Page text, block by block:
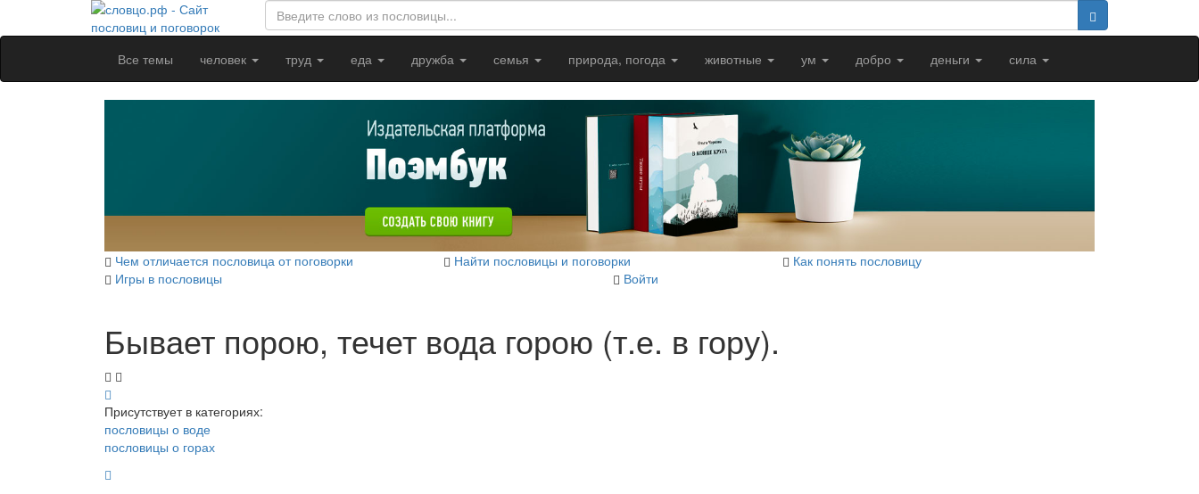
Все темы человек труд еда дружба семья природа, погода животные ум добро деньги сила
Чем отличается пословица от поговорки Найти пословицы и поговорки
Как понять пословицу
Игры в пословицы
Войти
Бывает порою, течет вода горою (т.е. в гору).
Присутствует в категориях:
пословицы о воде
пословицы о горах